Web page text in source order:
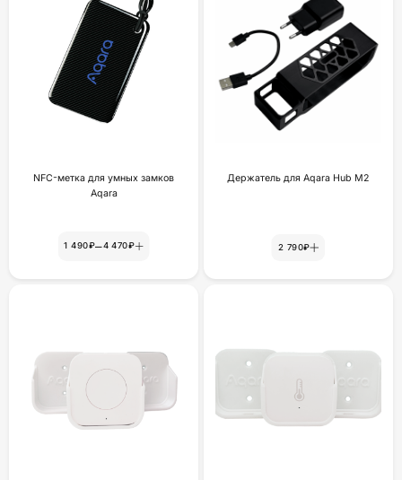
NFC-метка для умных замков
Aqara
1 490₽–4 470₽
Держатель для Aqara Hub M2
2 790₽